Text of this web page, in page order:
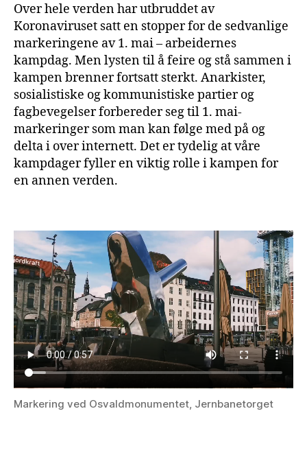
Over hele verden har utbruddet av
Koronaviruset satt en stopper for de sedvanlige
markeringene av 1. mai – arbeidernes
kampdag. Men lysten til å feire og stå sammen i
kampen brenner fortsatt sterkt. Anarkister,
sosialistiske og kommunistiske partier og
fagbevegelser forbereder seg til 1. mai-
markeringer som man kan følge med på og
delta i over internett. Det er tydelig at våre
kampdager fyller en viktig rolle i kampen for
en annen verden.
Markering ved Osvaldmonumentet, Jernbanetorget